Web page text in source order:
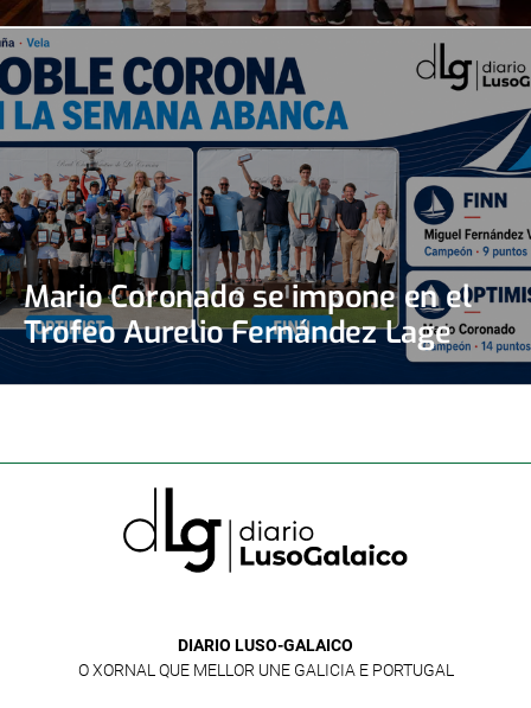
Mario Coronado se impone en el
Trofeo Aurelio Fernández Lage
DIARIO LUSO-GALAICO
O XORNAL QUE MELLOR UNE GALICIA E PORTUGAL